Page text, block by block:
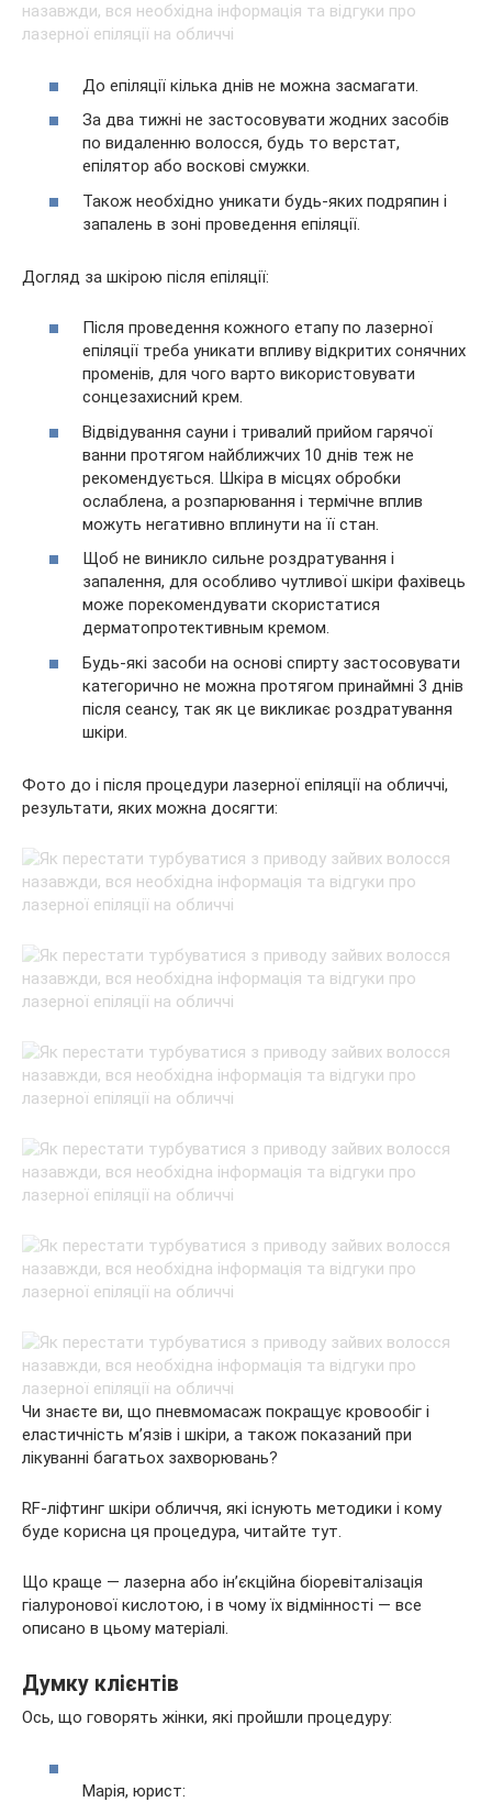
До епіляції кілька днів не можна засмагати.
За два тижні не застосовувати жодних засобів
по видаленню волосся, будь то верстат,
епілятор або воскові смужки.
Також необхідно уникати будь-яких подряпин і
запалень в зоні проведення епіляції.
Догляд за шкірою після епіляції:
Після проведення кожного етапу по лазерної
епіляції треба уникати впливу відкритих сонячних
променів, для чого варто використовувати
сонцезахисний крем.
Відвідування сауни і тривалий прийом гарячої
ванни протягом найближчих 10 днів теж не
рекомендується. Шкіра в місцях обробки
ослаблена, а розпарювання і термічне вплив
можуть негативно вплинути на її стан.
Щоб не виникло сильне роздратування і
запалення, для особливо чутливої шкіри фахівець
може порекомендувати скористатися
дерматопротективным кремом.
Будь-які засоби на основі спирту застосовувати
категорично не можна протягом принаймні 3 днів
після сеансу, так як це викликає роздратування
шкіри.
Фото до і після процедури лазерної епіляції на обличчі,
результати, яких можна досягти:
Чи знаєте ви, що пневмомасаж покращує кровообіг і
еластичність м’язів і шкіри, а також показаний при
лікуванні багатьох захворювань?
RF-ліфтинг шкіри обличчя, які існують методики і кому
буде корисна ця процедура, читайте тут.
Що краще — лазерна або ін’єкційна біоревіталізація
гіалуронової кислотою, і в чому їх відмінності — все
описано в цьому матеріалі.
Думку клієнтів
Ось, що говорять жінки, які пройшли процедуру:
Марія, юрист: